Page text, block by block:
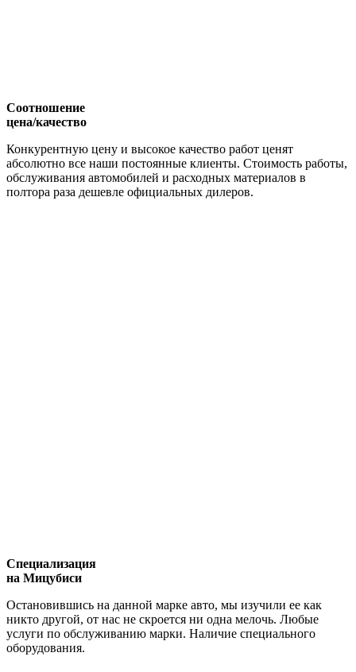
Соотношение
цена/качество
Конкурентную цену и высокое качество работ ценят
абсолютно все наши постоянные клиенты. Стоимость работы,
обслуживания автомобилей и расходных материалов в
полтора раза дешевле официальных дилеров.
Специализация
на Мицубиси
Остановившись на данной марке авто, мы изучили ее как
никто другой, от нас не скроется ни одна мелочь. Любые
услуги по обслуживанию марки. Наличие специального
оборудования.